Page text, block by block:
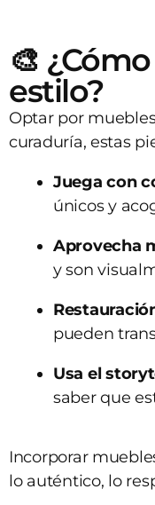
🎨
estilo?
Optar por
curaduría, estas
Juega con
únicos y
Aprovecha
y son
pueden
Usa el
saber que
Incorporar
lo auténtico, lo